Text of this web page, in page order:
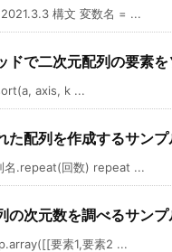
構文 変数名 = ...
ドで二次元配列の要素
axis, k ...
た配列を作成するサンプ
名.repeat(回数) repeat ...
の次元数を調べるサンプ
要素1,要素2 ...